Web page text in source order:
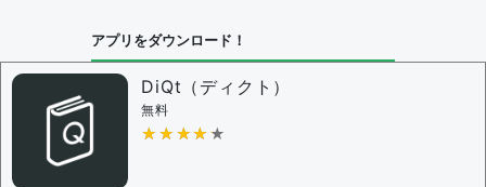
アプリをダウンロード！
DiQt（ディクト）
無料
★★★★★
★★★★★